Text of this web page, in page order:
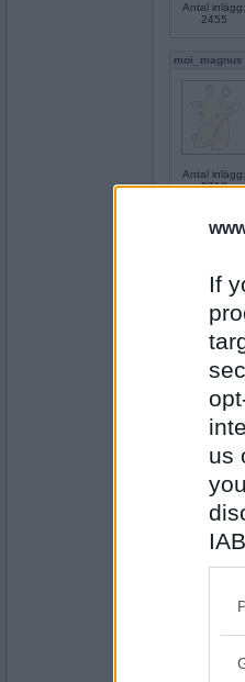
If
us
Antal inlägg:
2455
moi_magnus
Antal inlägg:
8710
åskarll
Antal inlägg:
2503
Tessica
Antal inlägg:
moi_magnus